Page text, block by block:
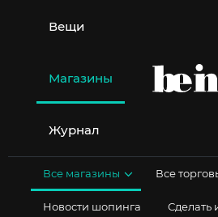
содержимому
Вещи
Магазины
Журнал
Все магазины Все
Новости шопинга Сделать